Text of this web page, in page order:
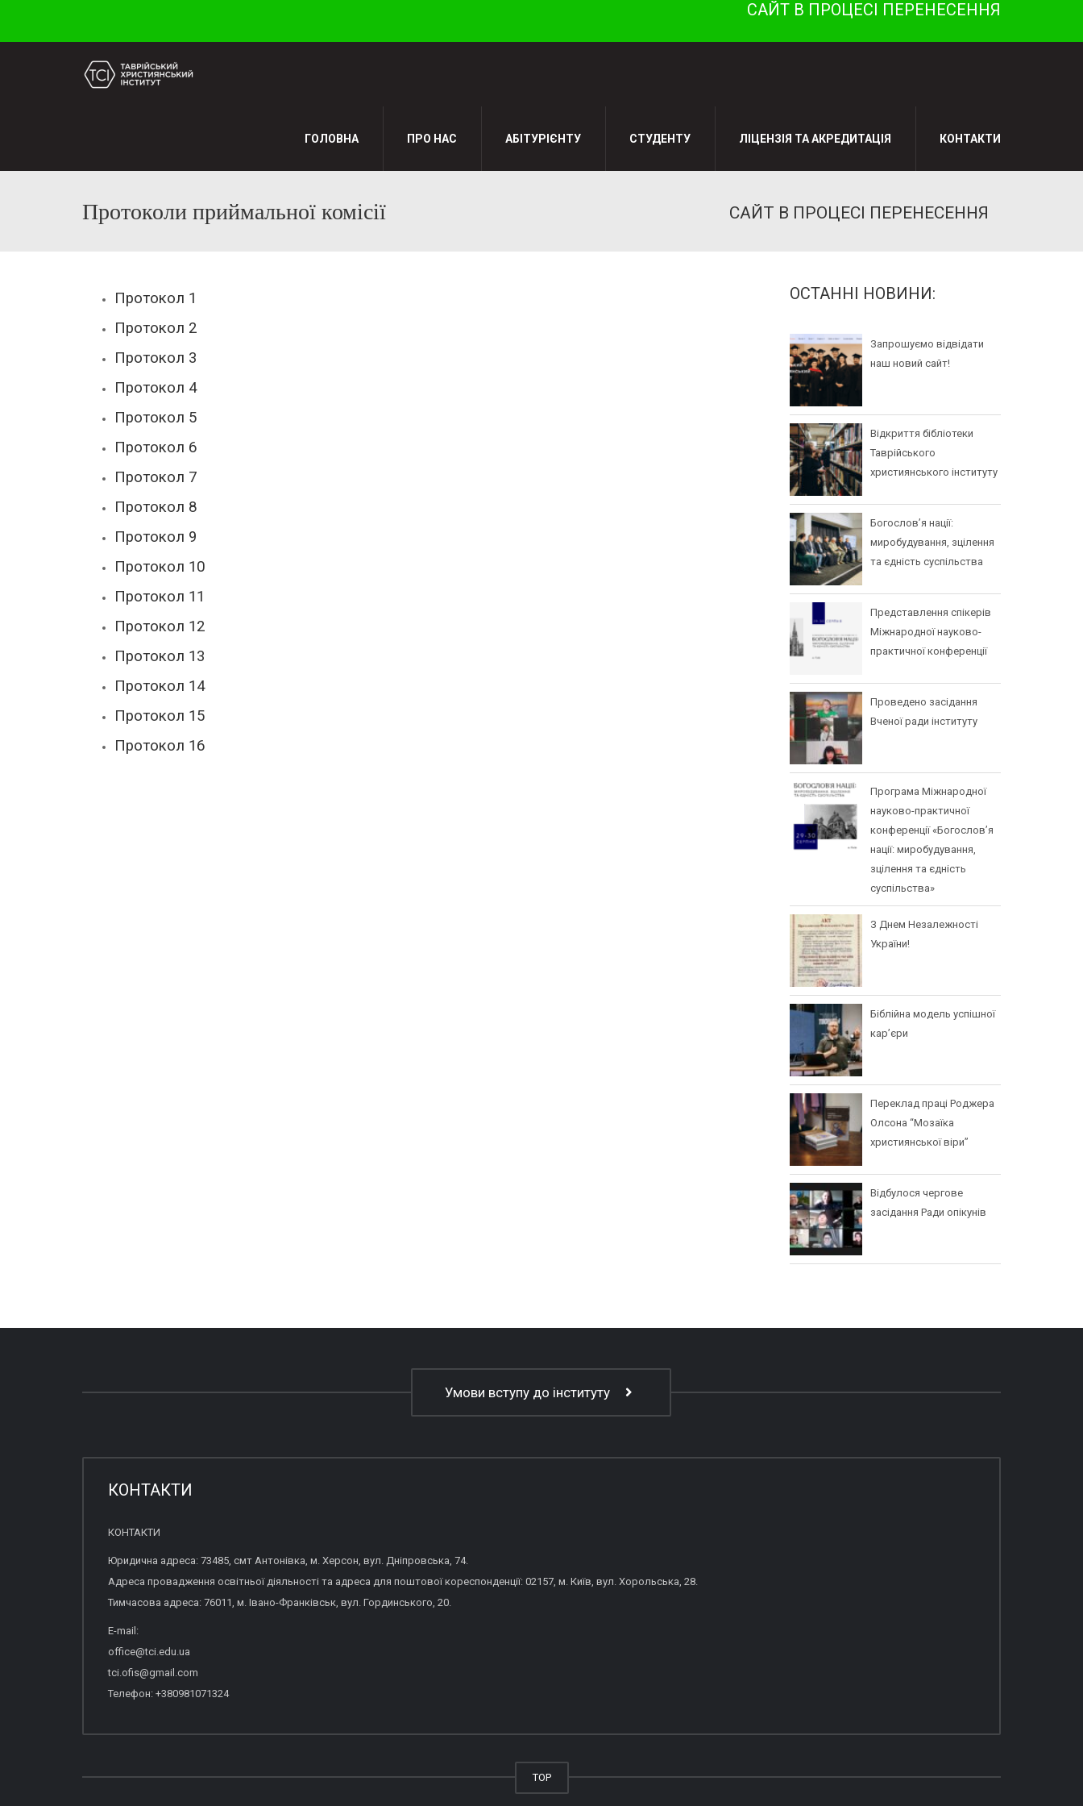
САЙТ В ПРОЦЕСІ ПЕРЕНЕСЕННЯ
ГОЛОВНА ПРО НАС АБІТУРІЄНТУ СТУДЕНТУ ЛІЦЕНЗІЯ ТА АКРЕДИТАЦІЯ КОНТАКТИ
Протоколи приймальної комісії САЙТ В ПРОЦЕСІ ПЕРЕНЕСЕННЯ
Протокол 1
Протокол 2
Протокол 3
Протокол 4
Протокол 5
Протокол 6
Протокол 7
Протокол 8
Протокол 9
Протокол 10
Протокол 11
Протокол 12
Протокол 13
Протокол 14
Протокол 15
Протокол 16
ОСТАННІ НОВИНИ:
Запрошуємо відвідати
наш новий сайт!
Відкриття бібліотеки
Таврійського
християнського інституту
Богослов’я нації:
миробудування, зцілення
та єдність суспільства
Представлення спікерів
Міжнародної науково-
практичної конференції
Проведено засідання
Вченої ради інституту
Програма Міжнародної
науково-практичної
конференції «Богослов’я
нації: миробудування,
зцілення та єдність
суспільства»
З Днем Незалежності
України!
Біблійна модель успішної
кар’єри
Переклад праці Роджера
Олсона “Мозаїка
християнської віри”
Відбулося чергове
засідання Ради опікунів
Умови вступу до інституту
КОНТАКТИ
КОНТАКТИ
Юридична адреса: 73485, смт Антонівка, м. Херсон, вул. Дніпровська, 74.
Адреса провадження освітньої діяльності та адреса для поштової кореспонденції: 02157, м. Київ, вул. Хорольська, 28.
Тимчасова адреса: 76011, м. Івано-Франківськ, вул. Гординського, 20.
E-mail:
office@tci.edu.ua
tci.ofis@gmail.com
Телефон: +380981071324
TOP